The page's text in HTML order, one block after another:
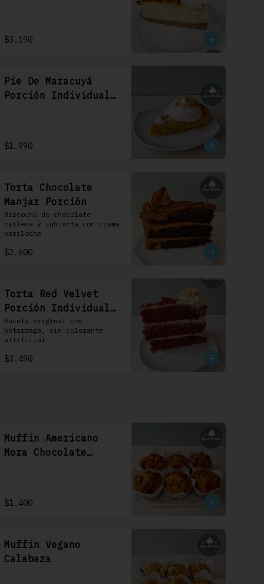
$3.190
Pie De Maracuyá
Porción Individual
$1.990
Torta Chocolate
Manjar Porción
Bizcocho de chocolate
rellena y cubierta con crema
bariloche
$3.600
Torta Red Velvet
Porción Individual
1 Uni
Receta original con
betarraga, sin colorante
artificial
$3.490
Muffin Americano
Mora Chocolate
$1.400
Muffin Vegano
Calabaza